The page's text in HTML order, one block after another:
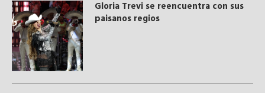
Gloria Trevi se reencuentra con sus
paisanos regios